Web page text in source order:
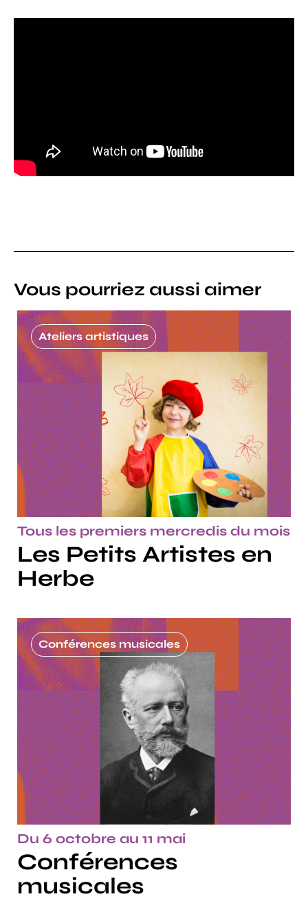
Vous pourriez aussi aimer
Ateliers artistiques
Tous les premiers mercredis du mois
Les Petits Artistes en
Herbe
Conférences musicales
Du 6 octobre au 11 mai
Conférences
musicales